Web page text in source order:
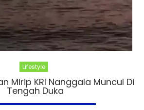
Lifestyle
Mirip KRI Nanggala Muncul Di
Tengah Duka